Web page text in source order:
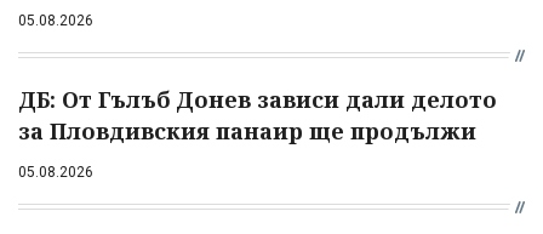
05.08.2026
ДБ: От Гълъб Донев зависи дали делото
за Пловдивския панаир ще продължи
05.08.2026